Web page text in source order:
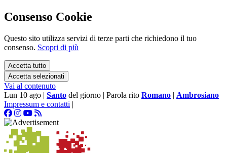
Consenso Cookie
Questo sito utilizza servizi di terze parti che richiedono il tuo
consenso. Scopri di più
Accetta tutto
Accetta selezionati
Vai al contenuto
Lun 10 ago | Santo del giorno | Parola rito Romano | Ambrosiano
Impressum e contatti |